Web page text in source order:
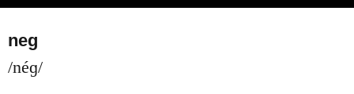
neg
/néɡ/